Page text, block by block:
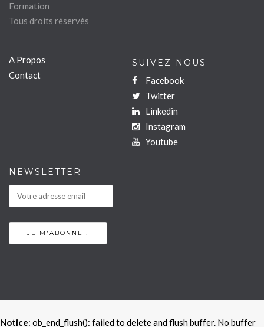
Formation
Tous droits réservés
A Propos
Contact
SUIVEZ-NOUS
Facebook
Twitter
Linkedin
Instagram
Youtube
NEWSLETTER
Notice: ob_end_flush(): failed to delete and flush buffer. No buffer